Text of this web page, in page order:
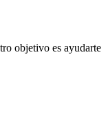
objetivo es ayudarte